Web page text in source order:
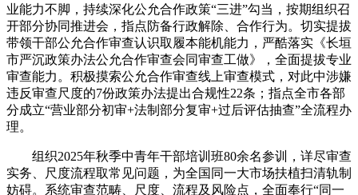
业能力不脚，持续深化公允合作政策“三进”勾当，按期组织召
开部分协同推进会，指点防备行政解除、合作行为。切实提拔
带领干部公允合作审查认识取履本能机能力，严酷落实《长垣
市严沉政策办法公允合作审查会同审查工做》，全面提拔专业
审查能力。积极摸索公允合作审查线上审查模式，对此中涉嫌
违反审查尺度的7份政策办法提出合规性22条；指点全市各部
分成立“营业部分初审+法制部分复审+过后评估抽查”全流程办
理。
组织2025年秋季中青年干部培训班80余名参训，详尽审查
实务、尺度流程取常见问题，为全国同一大市场扶植扫清轨制
妨碍。系统审查范畴、尺度、流程及风险点，全面奉行“同一